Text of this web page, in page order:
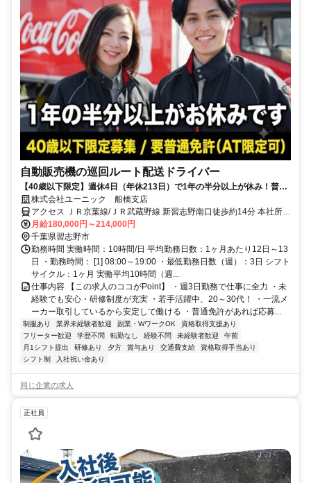
自動販売機の巡回ルート配送ドライバー
【40歳以下限定】週休4日（年休213日）で1年の半分以上が休み！普通
免許があれば9割が未経験スタート。夜勤なしのルート配送です！
株式会社ユーニック 船橋支店
アクセス ＪＲ京葉線/ＪＲ武蔵野線 新習志野南口徒歩約14分 本社所在
地：東京都江東区亀戸2-22-17 日本生命亀戸ビル3F
月給180,000円～214,000円
千葉県習志野市
勤務時間 実働時間：10時間/日 平均勤務日数：1ヶ月あたり12日～13
日 ・勤務時間： [1] 08:00～19:00 ・最低勤務日数（週）：3日 シフト
サイクル：1ヶ月 実働平均10時間（週...
仕事内容 【この求人のココがPoint】 ・週3日勤務で仕事に全力 ・未
経験でも安心・研修制度が充実 ・若手活躍中、20～30代！ ・一流メ
ーカー取引しているから安定して働ける ・普通免許があれば応募...
制服あり 業界未経験者歓迎 副業・WワークOK
資格取得支援あり
フリーター歓迎
学歴不問 転勤なし 経験不問 未経験者歓迎
午前
月1シフト提出
研修あり 夕方 賞与あり 交通費支給
資格取得手当あり
シフト制
入社祝い金あり
同じ企業の求人
正社員